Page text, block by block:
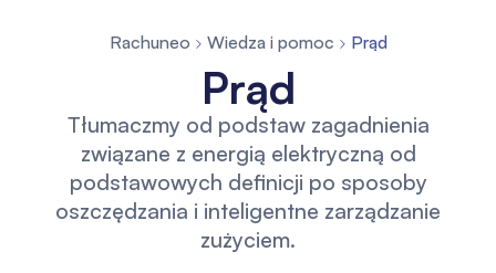
Rachuneo Wiedza i pomoc Prąd
Prąd
Tłumaczmy od podstaw zagadnienia
związane z energią elektryczną od
podstawowych definicji po sposoby
oszczędzania i inteligentne zarządzanie
zużyciem.